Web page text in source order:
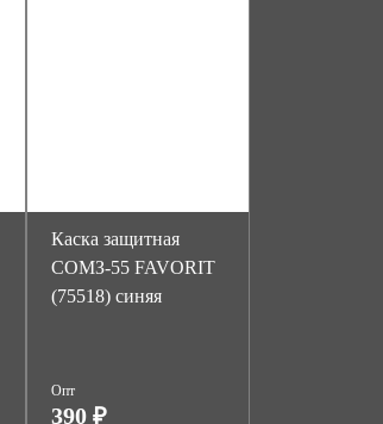
Каска защитная
СОМЗ-55 FAVORIT
(75518) синяя
Опт
390 ₽